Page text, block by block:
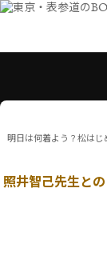
明日は何着よう？松は
照井智己先生と